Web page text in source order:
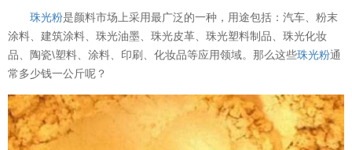
珠光粉是颜料市场上采用最广泛的一种，用途包括：汽车、粉末
涂料、建筑涂料、珠光油墨、珠光皮革、珠光塑料制品、珠光化妆
品、陶瓷\塑料、涂料、印刷、化妆品等应用领域。那么这些珠光粉通
常多少钱一公斤呢？